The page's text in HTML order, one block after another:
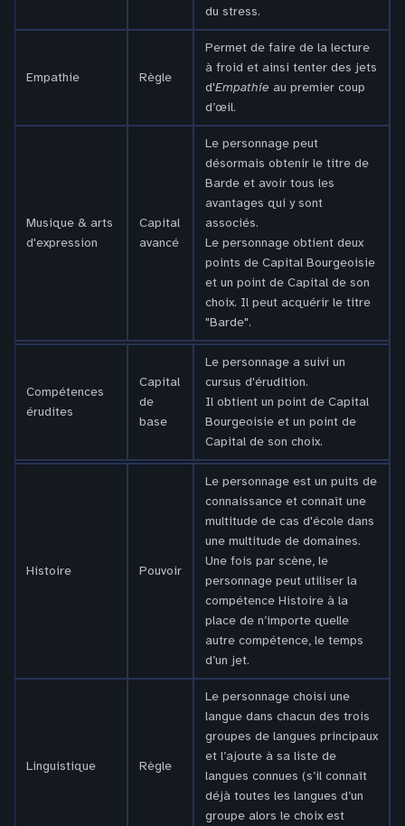
du stress.
Empathie Règle
Permet de faire de la lecture
à froid et ainsi tenter des jets
d'Empathie au premier coup
d’œil.
Musique & arts
d'expression
Capital
avancé
Le personnage peut
désormais obtenir le titre de
Barde et avoir tous les
avantages qui y sont
associés.
Le personnage obtient deux
points de Capital Bourgeoisie
et un point de Capital de son
choix. Il peut acquérir le titre
"Barde".
Compétences
érudites
Capital
de
base
Le personnage a suivi un
cursus d'érudition.
Il obtient un point de Capital
Bourgeoisie et un point de
Capital de son choix.
Histoire Pouvoir
Le personnage est un puits de
connaissance et connaît une
multitude de cas d'école dans
une multitude de domaines.
Une fois par scène, le
personnage peut utiliser la
compétence Histoire à la
place de n’importe quelle
autre compétence, le temps
d’un jet.
Linguistique Règle
Le personnage choisi une
langue dans chacun des trois
groupes de langues principaux
et l’ajoute à sa liste de
langues connues (s’il connaît
déjà toutes les langues d’un
groupe alors le choix est